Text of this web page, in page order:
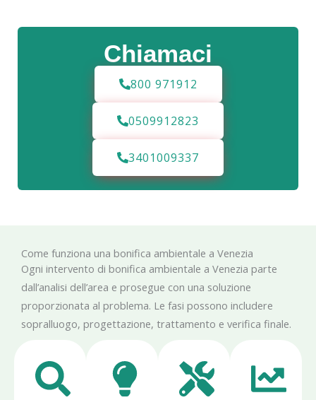
Chiamaci
800 971912
0509912823
3401009337
Come funziona una bonifica ambientale a Venezia
Ogni intervento di bonifica ambientale a Venezia parte
dall’analisi dell’area e prosegue con una soluzione
proporzionata al problema. Le fasi possono includere
sopralluogo, progettazione, trattamento e verifica finale.